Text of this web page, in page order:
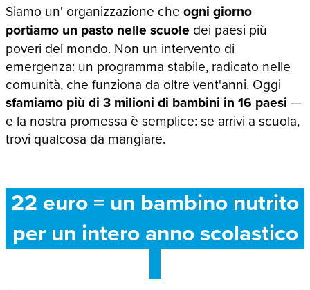
Siamo un' organizzazione che ogni giorno
portiamo un pasto nelle scuole dei paesi più
poveri del mondo. Non un intervento di
emergenza: un programma stabile, radicato nelle
comunità, che funziona da oltre vent'anni. Oggi
sfamiamo più di 3 milioni di bambini in 16 paesi —
e la nostra promessa è semplice: se arrivi a scuola,
trovi qualcosa da mangiare.
22 euro = un bambino nutrito
per un intero anno scolastico